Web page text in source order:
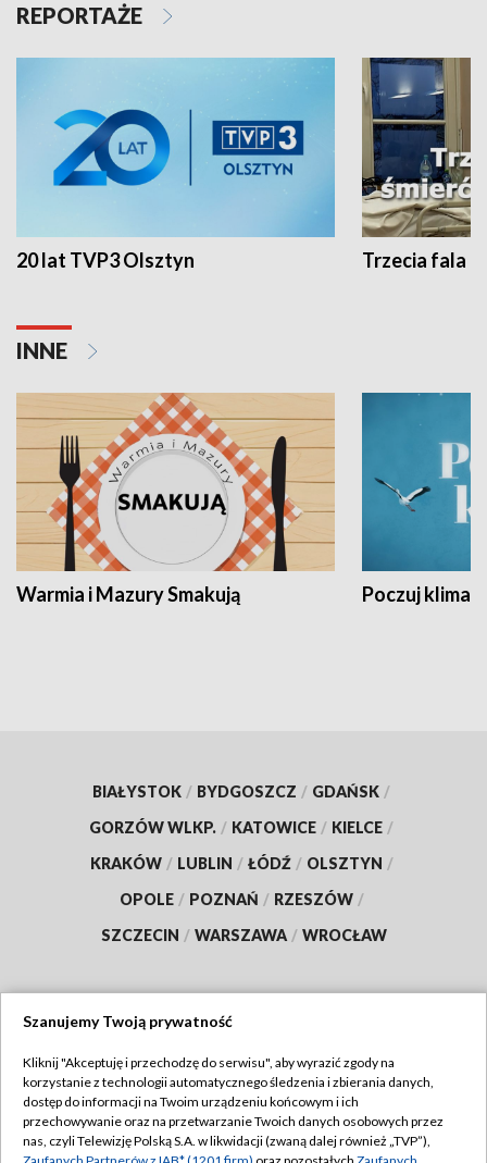
REPORTAŻE
20 lat TVP3 Olsztyn Trzecia fala -
INNE
Warmia i Mazury Smakują Poczuj klimat
BIAŁYSTOK / BYDGOSZCZ / GDAŃSK /
GORZÓW WLKP. / KATOWICE / KIELCE /
KRAKÓW / LUBLIN / ŁÓDŹ / OLSZTYN /
OPOLE / POZNAŃ / RZESZÓW /
SZCZECIN / WARSZAWA / WROCŁAW
TVP
Abonament TVP
Emisja w TVP
Regulamin TVP
Szanujemy Twoją prywatność
Kliknij "Akceptuję i przechodzę do serwisu", aby wyrazić zgody na
korzystanie z technologii automatycznego śledzenia i zbierania danych,
dostęp do informacji na Twoim urządzeniu końcowym i ich
przechowywanie oraz na przetwarzanie Twoich danych osobowych przez
nas, czyli Telewizję Polską S.A. w likwidacji (zwaną dalej również „TVP”),